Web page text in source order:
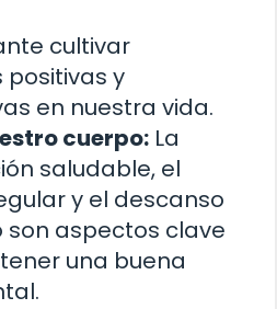
cultivar
positivas y
en nuestra vida.
cuerpo: La
saludable, el
y el descanso
aspectos clave
una buena